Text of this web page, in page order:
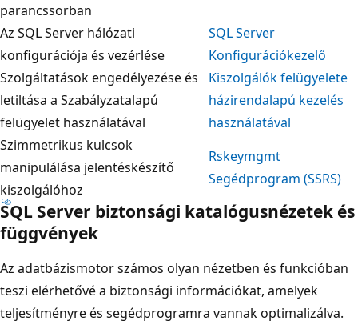
parancssorban
Az SQL Server hálózati
konfigurációja és vezérlése
SQL Server
Konfigurációkezelő
Szolgáltatások engedélyezése és
letiltása a Szabályzatalapú
felügyelet használatával
Kiszolgálók felügyelete
házirendalapú kezelés
használatával
Szimmetrikus kulcsok
manipulálása jelentéskészítő
kiszolgálóhoz
Rskeymgmt
Segédprogram (SSRS)
SQL Server biztonsági katalógusnézetek és
függvények
Az adatbázismotor számos olyan nézetben és funkcióban
teszi elérhetővé a biztonsági információkat, amelyek
teljesítményre és segédprogramra vannak optimalizálva.